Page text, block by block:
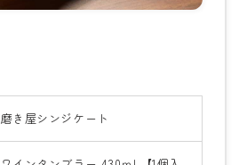
磨き屋シンジケート